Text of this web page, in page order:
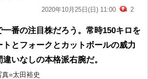
2020年10月25日(日) 11:00 2
番の注目株だろう。常時150キロを
とフォークとカットボールの威力
いなしの本格派右腕だ。
=太田裕史